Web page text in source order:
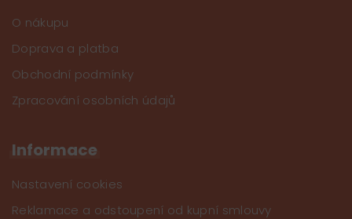
O nákupu
Doprava a platba
Obchodní podmínky
Zpracování osobních údajů
Informace
Nastavení cookies
Reklamace a odstoupení od kupní smlouvy